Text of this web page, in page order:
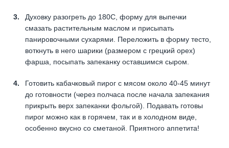
Духовку разогреть до 180С, форму для выпечки
смазать растительным маслом и присыпать
панировочными сухарями. Переложить в форму тесто,
воткнуть в него шарики (размером с грецкий орех)
фарша, посыпать запеканку оставшимся сыром.
Готовить кабачковый пирог с мясом около 40-45 минут
до готовности (через полчаса после начала запекания
прикрыть верх запеканки фольгой). Подавать готовы
пирог можно как в горячем, так и в холодном виде,
особенно вкусно со сметаной. Приятного аппетита!